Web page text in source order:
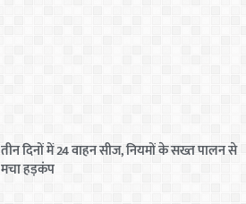
तीन दिनों में 24 वाहन सीज, नियमों के सख्त पालन से
मचा हड़कंप